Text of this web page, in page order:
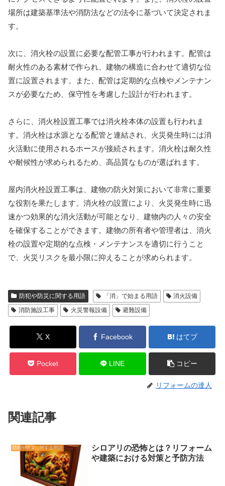
場所は建築基準法や消防法などの法令に基づいて決定されま
す。
次に、消火栓の設置に必要な配管工事が行われます。配管は
耐火性のある素材で作られ、建物の構造に合わせて適切な位
置に設置されます。また、配管は定期的な点検やメンテナン
スが必要なため、保守性を考慮した設計が行われます。
さらに、消火栓設置工事では消火栓本体の設置も行われま
す。消火栓は水源となる配管と連結され、火災発生時には消
火活動に使用されるホースが接続されます。消火栓は耐久性
や耐候性が求められるため、高品質なものが選ばれます。
屋内消火栓設置工事は、建物の防火対策において非常に重要
な役割を果たします。消火栓の設置により、火災発生時に迅
速かつ効果的な消火活動が可能となり、建物内の人々の安全
を確保することができます。建物の所有者や管理者は、消火
栓の設置や定期的な点検・メンテナンスを適切に行うこと
で、火災リスクを最小限に抑えることが求められます。
防犯や防災に関する用語 「消」で始まる用語
消火設備
消防施設工事
火災警報設備 避難設備
X Facebook はてブ
Pocket LINE コピー
リフォームの達人
関連記事
防犯や防災に関する用語
シロアリの恐怖とは？リフォーム
や建築における対策と予防方法